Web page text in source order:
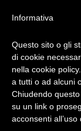
Informativa
Questo sito o gli
di cookie
nella cookie
a tutti o ad alcuni
Chiudendo
su un link o
acconsenti all’uso